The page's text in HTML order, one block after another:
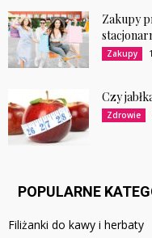
Zakupy
Zakupy
Czy
Zdrowie
POPULARNE
Filiżanki do kawy i herbaty